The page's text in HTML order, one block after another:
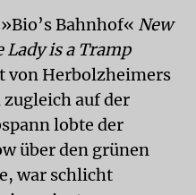
Bahnhof« New
Lady is a Tramp
von Herbolzheimers
zugleich auf der
lobte der
über den grünen
war schlicht